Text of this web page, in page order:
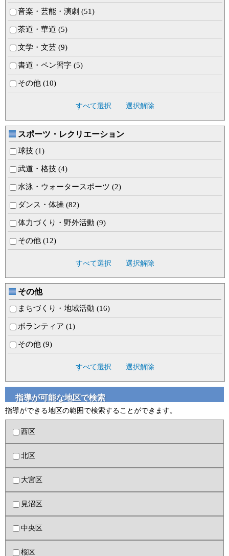
音楽・芸能・演劇 (51)
茶道・華道 (5)
文学・文芸 (9)
書道・ペン習字 (5)
その他 (10)
すべて選択 選択解除
スポーツ・レクリエーション
球技 (1)
武道・格技 (4)
水泳・ウォータースポーツ (2)
ダンス・体操 (82)
体力づくり・野外活動 (9)
その他 (12)
すべて選択 選択解除
その他
まちづくり・地域活動 (16)
ボランティア (1)
その他 (9)
すべて選択 選択解除
指導が可能な地区で検索
指導ができる地区の範囲で検索することができます。
西区
北区
大宮区
見沼区
中央区
桜区